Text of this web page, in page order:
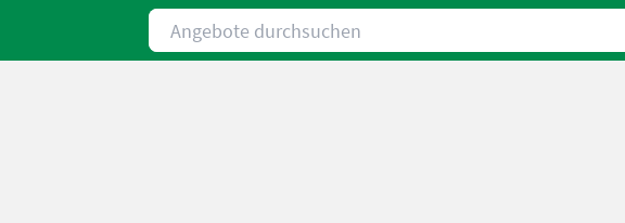
Angebote durchsuchen